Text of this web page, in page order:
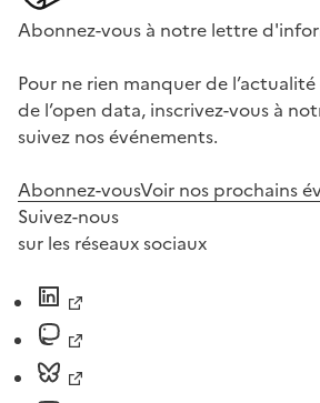
Abonnez-vous à notre lettre
Pour ne rien manquer de
de l’open data, inscrivez-vous à
suivez nos événements.
Abonnez-vousVoir nos prochains
Suivez-nous
sur les réseaux sociaux